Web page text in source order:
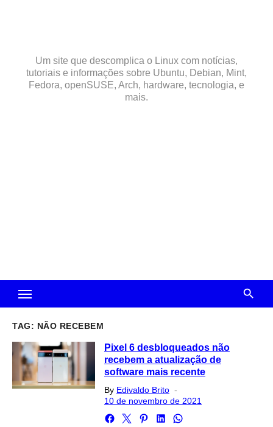
Um site que descomplica o Linux com notícias,
tutoriais e informações sobre Ubuntu, Debian, Mint,
Fedora, openSUSE, Arch, hardware, tecnologia, e
mais.
TAG: NÃO RECEBEM
Pixel 6 desbloqueados não
recebem a atualização de
software mais recente
By Edivaldo Brito
on
10 de novembro de 2021